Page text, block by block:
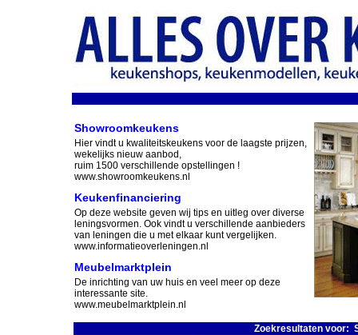
Showroomkeukens
Hier vindt u kwaliteitskeukens voor de laagste prijzen,
wekelijks nieuw aanbod,
ruim 1500 verschillende opstellingen !
www.showroomkeukens.nl
Keukenfinanciering
Op deze website geven wij tips en uitleg over diverse
leningsvormen. Ook vindt u verschillende aanbieders
van leningen die u met elkaar kunt vergelijken.
www.informatieoverleningen.nl
Meubelmarktplein
De inrichting van uw huis en veel meer op deze
interessante site.
www.meubelmarktplein.nl
Zoekresultaten voor: